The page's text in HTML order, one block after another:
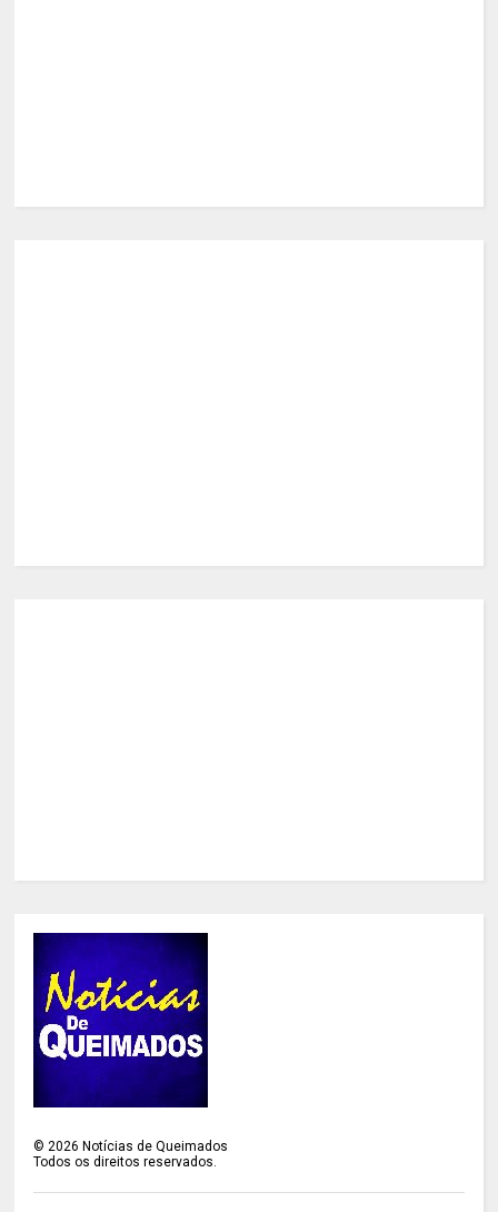
© 2026 Notícias de Queimados
Todos os direitos reservados.